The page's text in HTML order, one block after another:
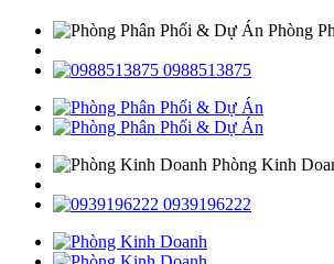
Phòng
0988513875
Phòng Kinh
0939196222